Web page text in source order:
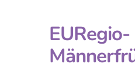
EURegio-